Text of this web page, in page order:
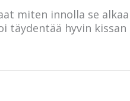
miten innolla se
täydentää hyvin